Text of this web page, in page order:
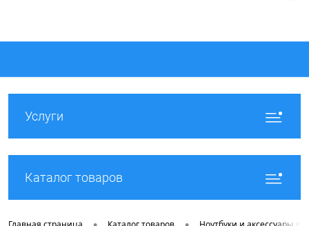
Услуги
Каталог товаров